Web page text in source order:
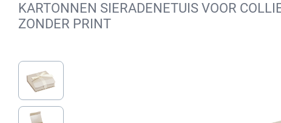
KARTONNEN SIERADENETUIS VOOR
ZONDER PRINT
Afbeeldingengalerij overslaan